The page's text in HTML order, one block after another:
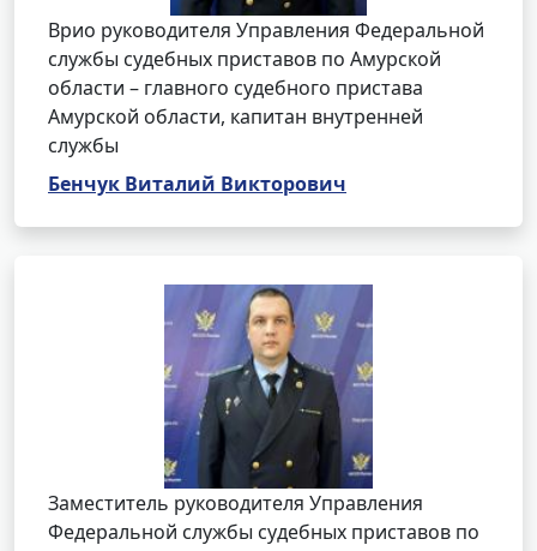
Врио руководителя Управления Федеральной
службы судебных приставов по Амурской
области – главного судебного пристава
Амурской области, капитан внутренней
службы
Бенчук Виталий Викторович
Заместитель руководителя Управления
Федеральной службы судебных приставов по